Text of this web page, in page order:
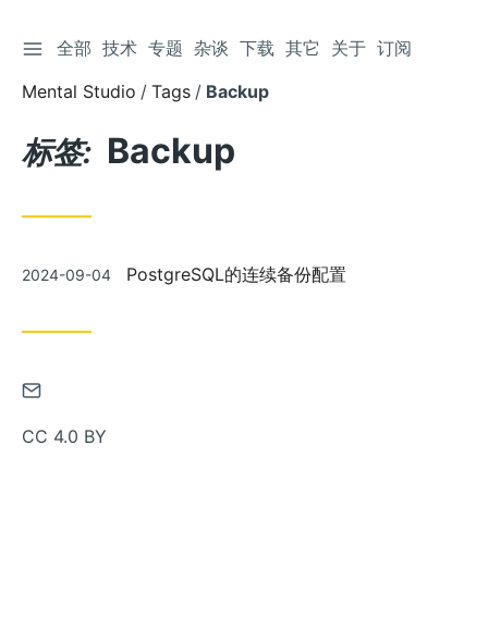
跳
到
章
切换侧边栏
全部 技术 专题 杂谈 下载 其它 关于 订阅
Mental Studio
Tags Backup
标签: Backup
发
2024-09-04 PostgreSQL的连续备份配置
通
邮
CC 4.0 BY